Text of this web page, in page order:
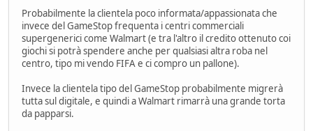
Probabilmente la clientela poco informata/appassionata che
invece del GameStop frequenta i centri commerciali
supergenerici come Walmart (e tra l'altro il credito ottenuto coi
giochi si potrà spendere anche per qualsiasi altra roba nel
centro, tipo mi vendo FIFA e ci compro un pallone).
Invece la clientela tipo del GameStop probabilmente migrerà
tutta sul digitale, e quindi a Walmart rimarrà una grande torta
da papparsi.